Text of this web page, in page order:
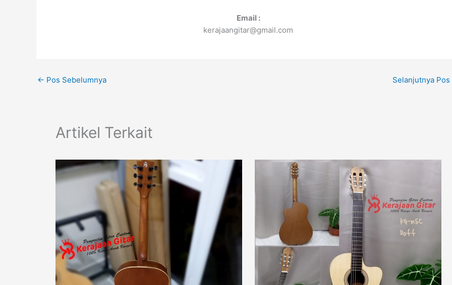
Email :
kerajaangitar@gmail.com
← Pos Sebelumnya Selanjutnya Pos
Artikel Terkait